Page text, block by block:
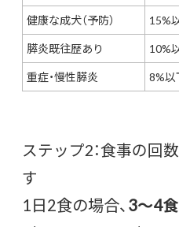
健康な成犬（予防）
15%
膵炎既往歴あり
10%
重症・慢性膵炎
8%以
ステップ2：食事の回
す
1日2食の場合、3〜4